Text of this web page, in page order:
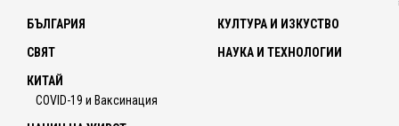
БЪЛГАРИЯ
СВЯТ
КИТАЙ
COVID-19 и Ваксинация
КУЛТУРА И ИЗКУСТВО
НАУКА И ТЕХНОЛОГИИ